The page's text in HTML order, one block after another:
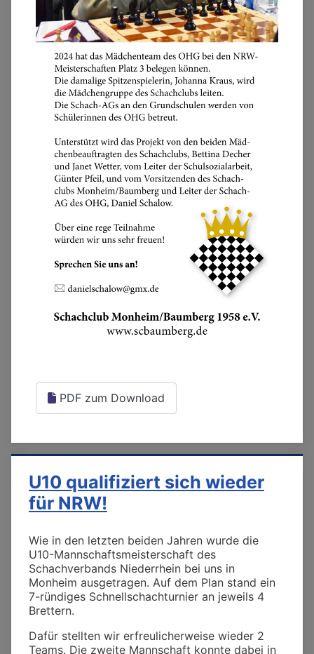
PDF zum Download
U10 qualifiziert sich wieder
für NRW!
Wie in den letzten beiden Jahren wurde die
U10-Mannschaftsmeisterschaft des
Schachverbands Niederrhein bei uns in
Monheim ausgetragen. Auf dem Plan stand ein
7-ründiges Schnellschachturnier an jeweils 4
Brettern.
Dafür stellten wir erfreulicherweise wieder 2
Teams. Die zweite Mannschaft konnte dabei in